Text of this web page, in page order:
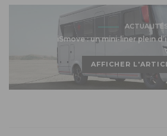
iSmove : un mini-liner plein
AFFICHER